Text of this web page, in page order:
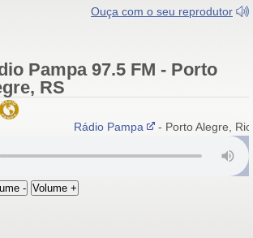
Ouça com o seu reprodutor
Pampa 97.5 FM - Porto
RS
Rádio Pampa - Porto Alegre, Rio
- Volume +